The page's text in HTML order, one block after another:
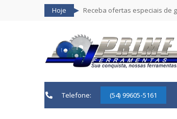
Hoje Receba ofertas especiais de
Telefone: (54) 99605-5161